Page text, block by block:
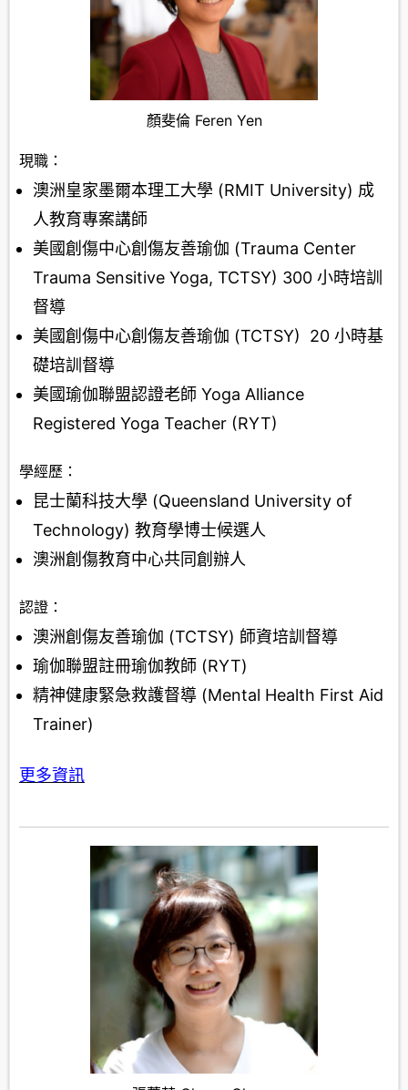
顏斐倫 Feren Yen
現職：
澳洲皇家墨爾本理工大學 (RMIT University) 成
人教育專案講師
美國創傷中心創傷友善瑜伽 (Trauma Center
Trauma Sensitive Yoga, TCTSY) 300 小時培訓
督導
美國創傷中心創傷友善瑜伽 (TCTSY) 20 小時基
礎培訓督導
美國瑜伽聯盟認證老師 Yoga Alliance
Registered Yoga Teacher (RYT)
學經歷：
昆士蘭科技大學 (Queensland University of
Technology) 教育學博士候選人
澳洲創傷教育中心共同創辦人
認證：
澳洲創傷友善瑜伽 (TCTSY) 師資培訓督導
瑜伽聯盟註冊瑜伽教師 (RYT)
精神健康緊急救護督導 (Mental Health First Aid
Trainer)
更多資訊